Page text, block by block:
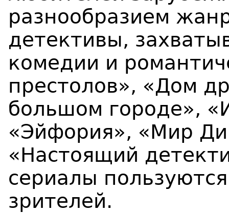
разнообразием
детективы,
комедии и
престолов», «Дом
большом городе»,
«Эйфория», «Мир
«Настоящий
сериалы
зрителей.